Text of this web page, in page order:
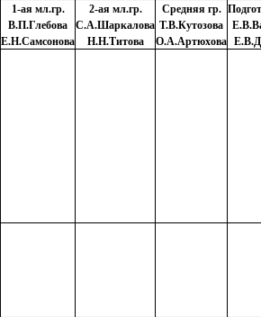
1-ая мл.гр.
В.П.Глебова
Е.Н.Самсонова
2-ая мл.гр.
С.А.Шаркалова
Н.Н.Титова
Средняя гр.
Т.В.Кутозова
О.А.Артюхова